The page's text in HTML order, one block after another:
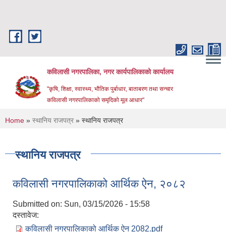
कविलासी नगरपालिका, नगर कार्यपालिकाको कार्यालय
"कृषि, शिक्षा, स्वास्थ्य, भौतिक पुर्बाधार, बाताबरण तथा सन्चार
कविलासी नगरपालिकाको समृदिको मूल आधार"
You are here
Home » स्थानिय राजपत्र » स्थानिय राजपत्र
स्थानिय राजपत्र
कविलासी नगरपालिकाको आर्थिक ऐन, २०८२
Submitted on: Sun, 03/15/2026 - 15:58
दस्तावेज:
कविलासी नगरपालिकाको आर्थिक ऐन 2082.pdf